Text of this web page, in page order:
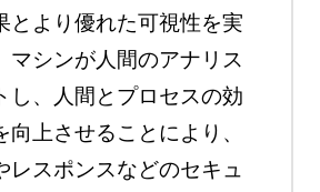
とより優れた可視性を実
マシンが人間のアナリス
し、人間とプロセスの効
向上させることにより、
レスポンスなどのセキュ